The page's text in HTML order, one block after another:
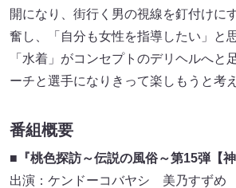
開になり、街行く男の視線を釘付けに
奮し、「自分も女性を指導したい」と
「水着」がコンセプトのデリヘルへと
ーチと選手になりきって楽しもうと考え
番組概要
■『桃色探訪～伝説の風俗～第15弾【神
出演：ケンドーコバヤシ 美乃すず